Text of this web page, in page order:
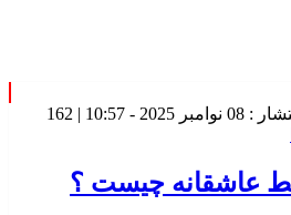
2025 - 10:57 |
162
عاشقانه چیست ؟